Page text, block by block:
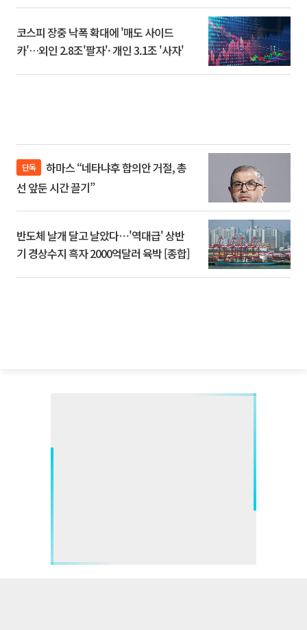
코스피 장중 낙폭 확대에 '매도 사이드
카'…외인 2.8조'팔자'· 개인 3.1조 '사자'
단독
선 앞둔 시간 끌기”
반도체 날개 달고 날았다⋯'역대급' 상반
기 경상수지 흑자 2000억달러 육박 [종합]